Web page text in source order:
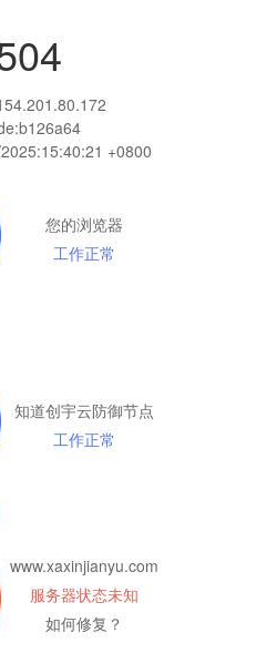
+0800
您的浏览器
工作正常
知道创宇云防御节点
工作正常
www.xaxinjianyu.com
服务器状态未知
如何修复？